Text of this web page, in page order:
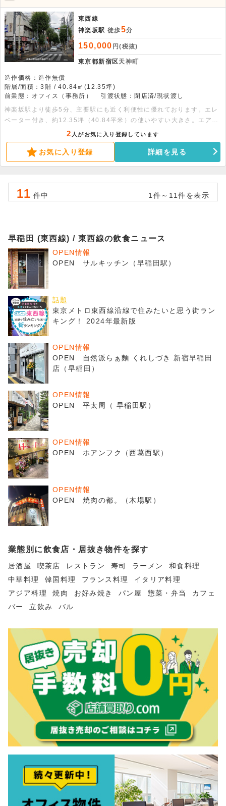
所
東西線
神楽坂駅 徒歩5分
150,000 円(税抜)
東京都新宿区天神町
造作価格：造作無償
階層/面積：3階 / 40.84㎡(12.35坪)
前業態：オフィス（事務所）
引渡状態：閉店済/現状渡し
神楽坂駅より徒歩5分、主要駅にも近く利便性に優れております。エレ
ベーター付き、約12.35坪（40.84平米）の使いやすい大きさ。エアコ
ン2基、トイレ、ミニキッチン完備で快適なオフィス環境となっており
ます。まずはお気軽にお問い合わせください。
2 人がお気に入り登録しています
お気に入り登録 詳細を見る
11 件中 1件～11件を表示
早稲田 (東西線) / 東西線の飲食ニュース
OPEN情報
OPEN サルキッチン（早稲田駅）
話題
東京メトロ東西線沿線で住みたいと思う街ラン
キング！ 2024年最新版
OPEN情報
OPEN 自然派らぁ麵 くれしづき 新宿早稲田
店（早稲田）
OPEN情報
OPEN 平太周（ 早稲田駅）
OPEN情報
OPEN ホアンフク（西葛西駅）
OPEN情報
OPEN 焼肉の都。（木場駅）
業態別に飲食店・居抜き物件を探す
居酒屋 喫茶店 レストラン 寿司 ラーメン
和食料理
中華料理
韓国料理 フランス料理
イタリア料理
アジア料理
焼肉 お好み焼き パン屋 惣菜・弁当
カフェ
バー
立飲み バル